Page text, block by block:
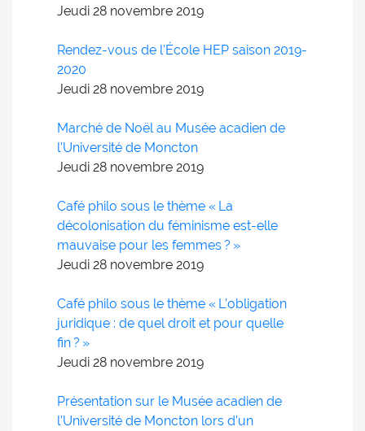
Jeudi 28 novembre 2019
Rendez-vous de l’École HEP saison 2019-
2020
Jeudi 28 novembre 2019
Marché de Noël au Musée acadien de
l’Université de Moncton
Jeudi 28 novembre 2019
Café philo sous le thème « La
décolonisation du féminisme est-elle
mauvaise pour les femmes ? »
Jeudi 28 novembre 2019
Café philo sous le thème « L’obligation
juridique : de quel droit et pour quelle
fin ? »
Jeudi 28 novembre 2019
Présentation sur le Musée acadien de
l’Université de Moncton lors d’un